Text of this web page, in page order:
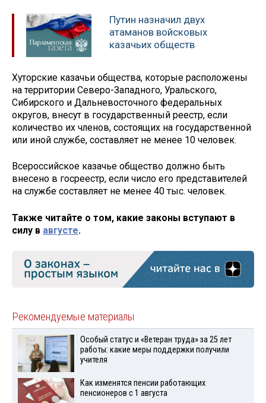
Путин назначил двух
атаманов войсковых
казачьих обществ
Хуторские казачьи общества, которые расположены
на территории Северо-Западного, Уральского,
Сибирского и Дальневосточного федеральных
округов, внесут в государственный реестр, если
количество их членов, состоящих на государственной
или иной службе, составляет не менее 10 человек.
Всероссийское казачье общество должно быть
внесено в госреестр, если число его представителей
на службе составляет не менее 40 тыс. человек.
Также читайте о том, какие законы вступают в
силу в августе.
Рекомендуемые материалы
Особый статус и «Ветеран труда» за 25 лет
работы: какие меры поддержки получили
учителя
Как изменятся пенсии работающих
пенсионеров с 1 августа